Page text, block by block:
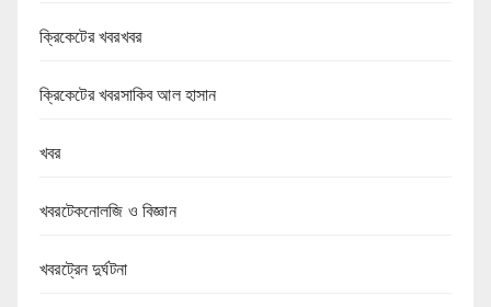
ক্রিকেটের খবরখবর
ক্রিকেটের খবরসাকিব আল হাসান
খবর
খবরটেকনোলজি ও বিজ্ঞান
খবরট্রেন দুর্ঘটনা